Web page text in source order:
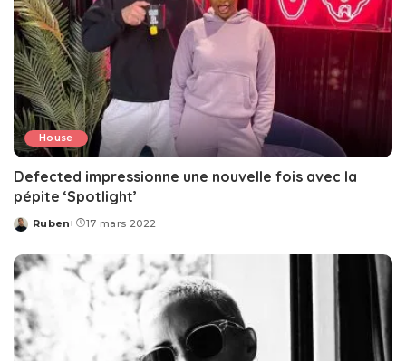
House
Defected impressionne une nouvelle fois avec la
pépite ‘Spotlight’
Posted
Ruben 17 mars 2022